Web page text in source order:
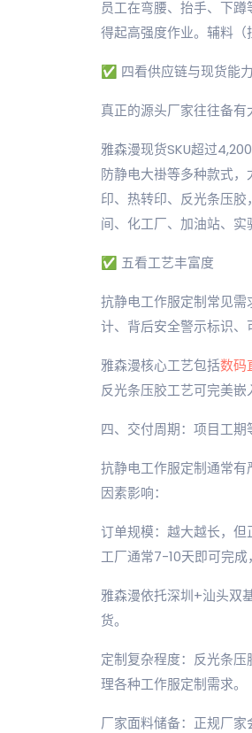
员工在弯腰、抬手、下
得起高强度作业。辅料（
✅ 四看供应链与现货能力
真正的源头厂家往往备有
雅森漫现货SKU超过
防静电大褂等多种款式
印、热转印、反光条压
间、化工厂、加油站、实
✅ 五看工艺丰富度
抗静电工作服定制常见
计、背后安全警示标识、
雅森漫核心工艺包括数码
反光条压胶工艺可完美嵌
四、交付周期：项目工期
抗静电工作服定制通常
因素影响：
订单规模：越大越长，
工厂通常7-10天即可完成
雅森漫依托深圳+汕头双
货。
定制复杂程度：反光条
理各种工作服定制需求。
厂家面料储备：正规厂